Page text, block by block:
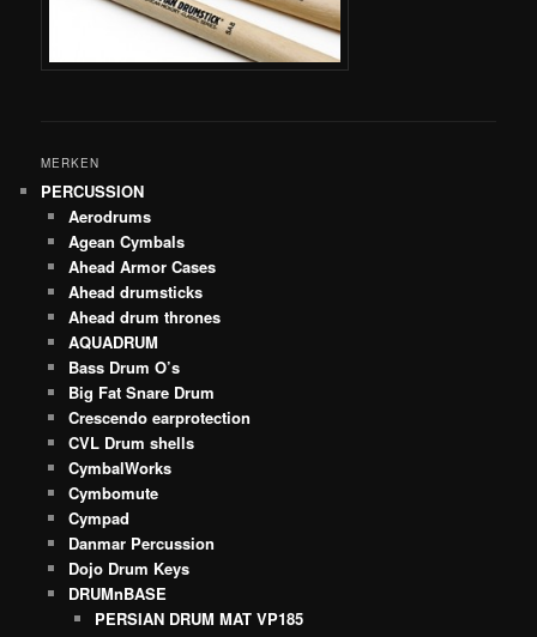
MERKEN
PERCUSSION
Aerodrums
Agean Cymbals
Ahead Armor Cases
Ahead drumsticks
Ahead drum thrones
AQUADRUM
Bass Drum O’s
Big Fat Snare Drum
Crescendo earprotection
CVL Drum shells
CymbalWorks
Cymbomute
Cympad
Danmar Percussion
Dojo Drum Keys
DRUMnBASE
PERSIAN DRUM MAT VP185